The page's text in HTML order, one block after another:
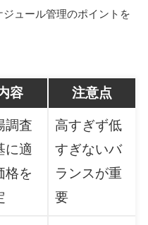
ュール管理のポイントを
容 注意点
調査
に適
格を
高すぎず低
すぎないバ
ランスが重
要